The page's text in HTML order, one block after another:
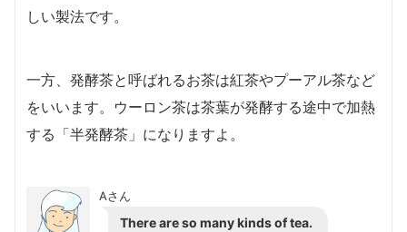
しい製法です。
一方、発酵茶と呼ばれるお茶は紅茶やプーアル茶など
をいいます。ウーロン茶は茶葉が発酵する途中で加熱
する「半発酵茶」になりますよ。
Aさん
There are so many kinds of tea.